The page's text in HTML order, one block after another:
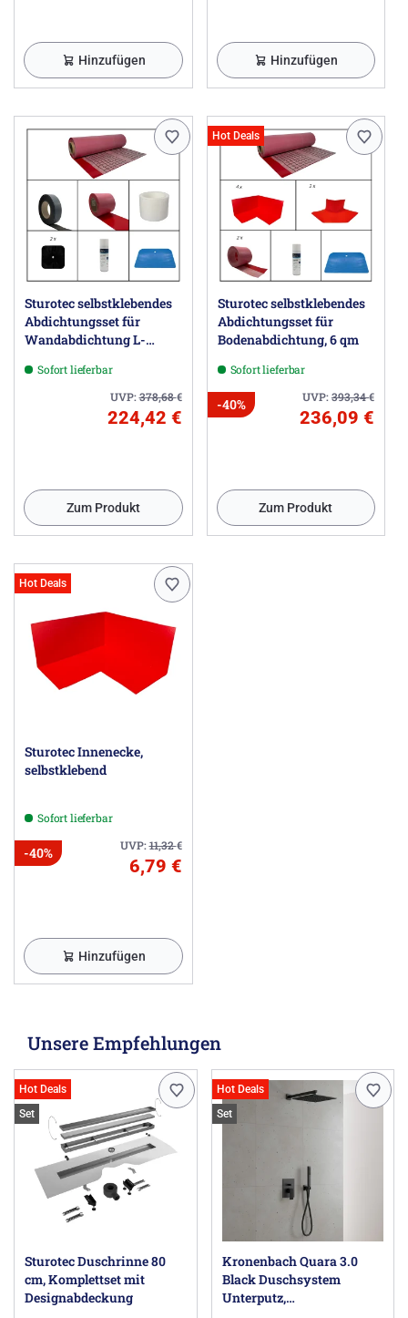
Hinzufügen Hinzufügen
Sturotec selbstklebendes
Abdichtungsset für
Wandabdichtung L-
Wannenlänge bis 2,3 m,
Wandhöhe bis 2,5 m
Sofort lieferbar
UVP:378,68€
224,42 €
Zum Produkt
Hot Deals
Sturotec selbstklebendes
Abdichtungsset für
Bodenabdichtung, 6 qm
Sofort lieferbar
UVP:393,34€
-40%
236,09 €
Zum Produkt
Hot Deals
Sturotec Innenecke,
selbstklebend
Sofort lieferbar
UVP:11,32€
-40%
6,79 €
Hinzufügen
Unsere Empfehlungen
Hot Deals
Set
Sturotec Duschrinne 80
cm, Komplettset mit
Designabdeckung
Hot Deals
Set
Kronenbach Quara 3.0
Black Duschsystem
Unterputz,